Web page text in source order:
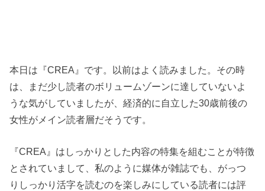
本日は『CREA』です。以前はよく読みました。その時
は、まだ少し読者のボリュームゾーンに達していないよ
うな気がしていましたが、経済的に自立した30歳前後の
女性がメイン読者層だそうです。
『CREA』はしっかりとした内容の特集を組むことが特徴
とされていまして、私のように媒体が雑誌でも、がっつ
りしっかり活字を読むのを楽しみにしている読者には評